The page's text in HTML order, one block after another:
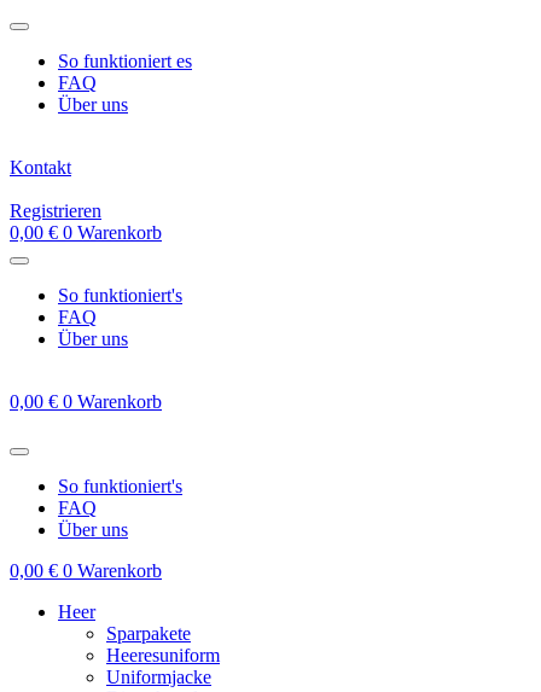
Zum
springenSo funktioniert es
FAQ
Über uns
Kontakt
Registrieren
0,00 € 0 Warenkorb
So funktioniert's
FAQ
Über uns
0,00 € 0 Warenkorb
So funktioniert's
FAQ
Über uns
0,00 € 0 Warenkorb
Heer
Sparpakete
Heeresuniform
Uniformjacke